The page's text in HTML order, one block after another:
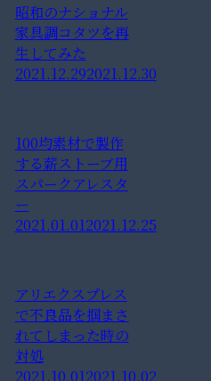
昭和のナショナル
家具調コタツを再
生してみた
2021.12.292021.12.30
100均素材で製作
する薪ストーブ用
スパークアレスタ
ー
2021.01.012021.12.25
アリエクスプレス
で不良品を掴まさ
れてしまった時の
対処
2021.10.012021.10.02